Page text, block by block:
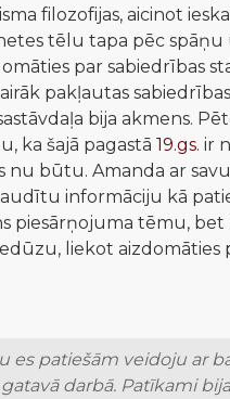
filozofijas, aicinot
tēlu tapa pēc
par sabiedrības
pakļautas
bija akmens.
ka šajā pagastā 19.gs. ir
nu būtu. Amanda ar
informāciju kā
piesārņojuma tēmu,
liekot aizdomāties
es patiešām veidoju ar
darbā. Patīkami